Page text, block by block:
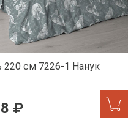
220 см 7226-1 Нанук
₽